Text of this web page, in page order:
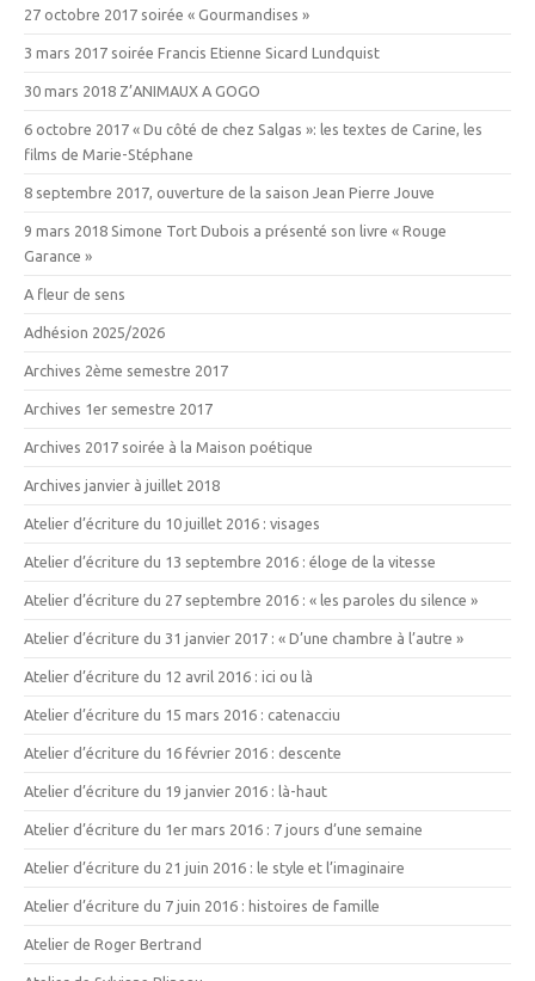
27 octobre 2017 soirée « Gourmandises »
3 mars 2017 soirée Francis Etienne Sicard Lundquist
30 mars 2018 Z’ANIMAUX A GOGO
6 octobre 2017 « Du côté de chez Salgas »: les textes de Carine, les
films de Marie-Stéphane
8 septembre 2017, ouverture de la saison Jean Pierre Jouve
9 mars 2018 Simone Tort Dubois a présenté son livre « Rouge
Garance »
A fleur de sens
Adhésion 2025/2026
Archives 2ème semestre 2017
Archives 1er semestre 2017
Archives 2017 soirée à la Maison poétique
Archives janvier à juillet 2018
Atelier d’écriture du 10 juillet 2016 : visages
Atelier d’écriture du 13 septembre 2016 : éloge de la vitesse
Atelier d’écriture du 27 septembre 2016 : « les paroles du silence »
Atelier d’écriture du 31 janvier 2017 : « D’une chambre à l’autre »
Atelier d’écriture du 12 avril 2016 : ici ou là
Atelier d’écriture du 15 mars 2016 : catenacciu
Atelier d’écriture du 16 février 2016 : descente
Atelier d’écriture du 19 janvier 2016 : là-haut
Atelier d’écriture du 1er mars 2016 : 7 jours d’une semaine
Atelier d’écriture du 21 juin 2016 : le style et l’imaginaire
Atelier d’écriture du 7 juin 2016 : histoires de famille
Atelier de Roger Bertrand